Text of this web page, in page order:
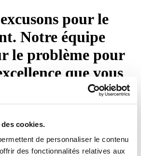
cookies.
de personnaliser le contenu
des fonctionnalités relatives aux
pour le
Notre équipe
le problème pour
que vous
Shirts. Veuillez
le bouton ci-
visiter notre page